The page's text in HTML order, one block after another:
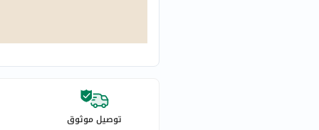
chek
activise
annemarie-
توصيل موثوق